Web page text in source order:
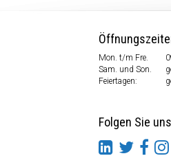
Mon. t/m Fre.
Sam. und Son.
Feiertagen:
Folgen Sie uns